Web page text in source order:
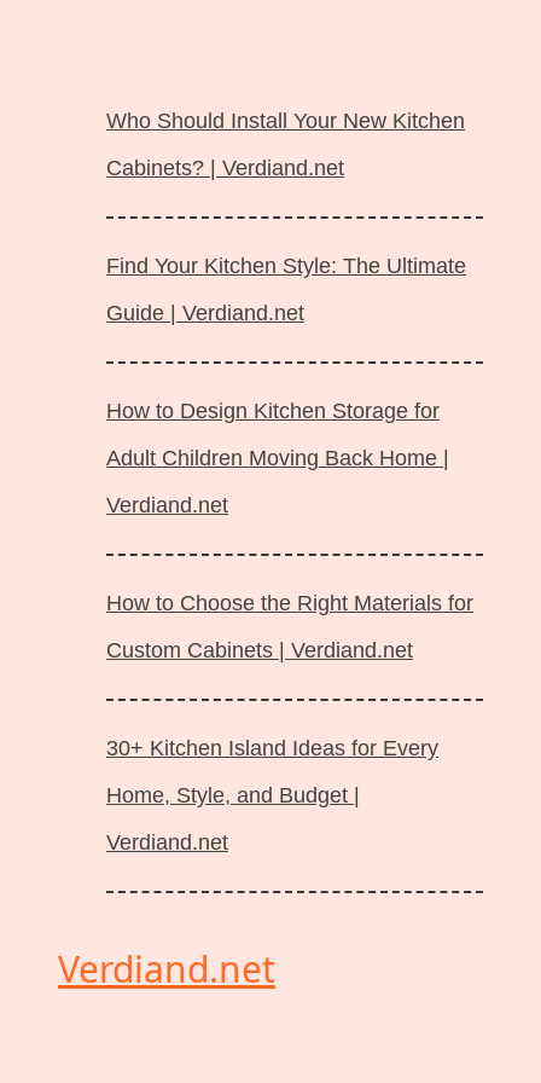
Who Should Install Your New Kitchen
Cabinets? | Verdiand.net
Find Your Kitchen Style: The Ultimate
Guide | Verdiand.net
How to Design Kitchen Storage for
Adult Children Moving Back Home |
Verdiand.net
How to Choose the Right Materials for
Custom Cabinets | Verdiand.net
30+ Kitchen Island Ideas for Every
Home, Style, and Budget |
Verdiand.net
Verdiand.net